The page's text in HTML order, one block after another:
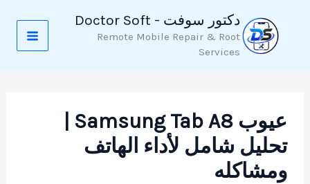
المحتوى
دكتور سوفت - Doctor Soft
Remote Mobile Repair & Root
Services
تحليل شامل لأداء الهاتف
ومشاكله